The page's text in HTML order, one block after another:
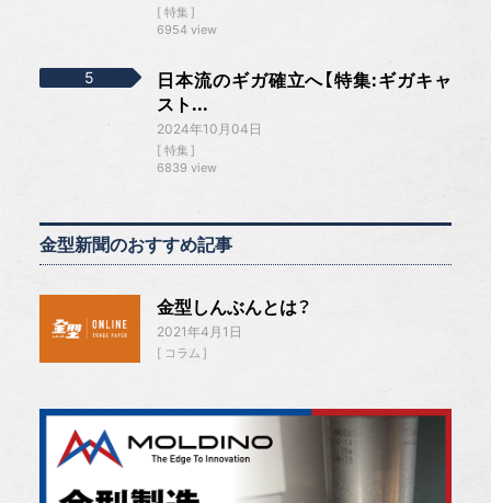
特集
6954 view
日本流のギガ確立へ【特集:ギガキャ
スト...
2024年10月04日
特集
6839 view
金型新聞のおすすめ記事
金型しんぶんとは？
2021年4月1日
コラム